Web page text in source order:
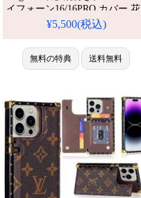
イフォーン16/16PRO カバー 花
ピンクパンサー 可愛い ブラン
ディース。人気・芸能人愛用・
かわいい。耐衝撃・防水・多機
能。格安＆おしゃれ。
¥5,500(税込)
無料の特典 送料無料